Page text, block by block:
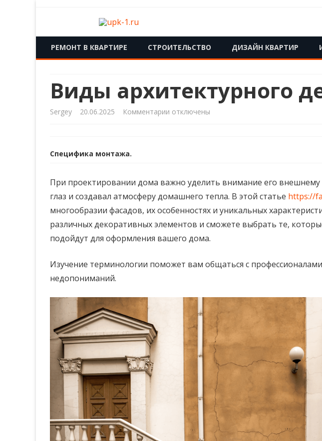
РЕМОНТ В КВАРТИРЕ СТРОИТЕЛЬСТВО ДИЗАЙН КВАРТИР
Виды архитектурного
Sergey 20.06.2025 Комментарии к
декора
отключены
Специфика монтажа.
При проектировании дома важно уделить внимание его внешнему
глаз и создавал атмосферу домашнего тепла. В этой статье https://
многообразии фасадов, их особенностях и уникальных
различных декоративных элементов и сможете выбрать те,
подойдут для оформления вашего дома.
Изучение терминологии поможет вам общаться с
недопониманий.